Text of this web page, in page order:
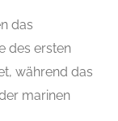
das
des ersten
während das
marinen